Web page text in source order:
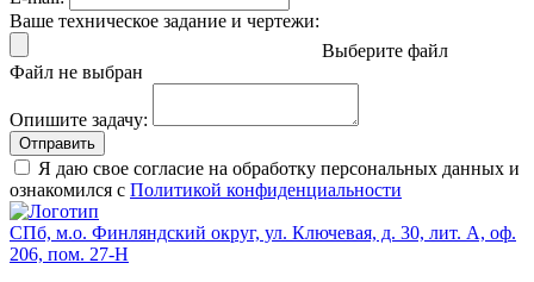
Ваше техническое задание и чертежи:
Выберите файл
Файл не выбран
Опишите задачу:
Отправить
Я даю свое согласие на обработку персональных данных и
ознакомился с Политикой конфиденциальности
СПб, м.о. Финляндский округ, ул. Ключевая, д. 30, лит. А, оф.
206, пом. 27-Н